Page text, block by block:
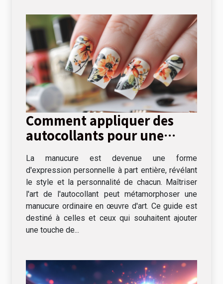
Comment appliquer des
autocollants pour une
La manucure est devenue une forme
d'expression personnelle à part entière, révélant
le style et la personnalité de chacun. Maîtriser
l'art de l'autocollant peut métamorphoser une
manucure ordinaire en œuvre d'art. Ce guide est
destiné à celles et ceux qui souhaitent ajouter
une touche de...